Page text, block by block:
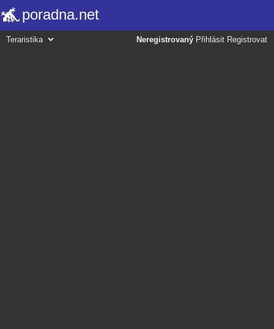
poradna.net
Neregistrovaný Přihlásit Registrovat